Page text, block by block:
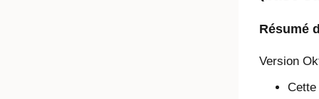
Résumé
Version